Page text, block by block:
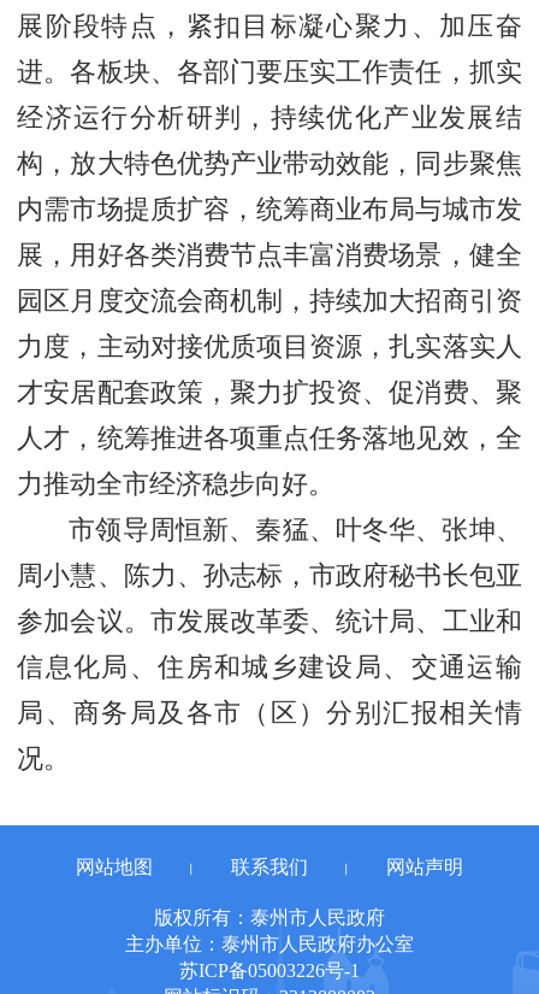
展阶段特点，紧扣目标凝心聚力、加压奋
进。各板块、各部门要压实工作责任，抓实
经济运行分析研判，持续优化产业发展结
构，放大特色优势产业带动效能，同步聚焦
内需市场提质扩容，统筹商业布局与城市发
展，用好各类消费节点丰富消费场景，健全
园区月度交流会商机制，持续加大招商引资
力度，主动对接优质项目资源，扎实落实人
才安居配套政策，聚力扩投资、促消费、聚
人才，统筹推进各项重点任务落地见效，全
力推动全市经济稳步向好。
市领导周恒新、秦猛、叶冬华、张坤、
周小慧、陈力、孙志标，市政府秘书长包亚
参加会议。市发展改革委、统计局、工业和
信息化局、住房和城乡建设局、交通运输
局、商务局及各市（区）分别汇报相关情
况。
网站地图 联系我们 网站声明
版权所有：泰州市人民政府
主办单位：泰州市人民政府办公室
苏ICP备05003226号-1